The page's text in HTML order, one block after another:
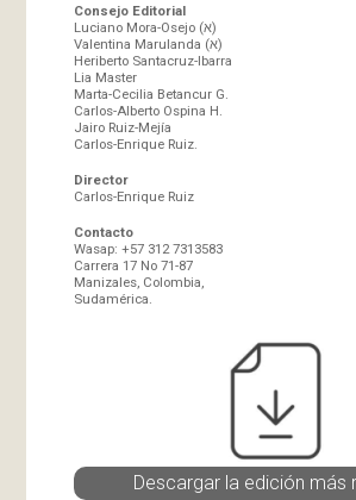
Consejo Editorial
Luciano Mora-Osejo (א)
Valentina Marulanda (א)
Heriberto Santacruz-Ibarra
Lia Master
Marta-Cecilia Betancur G.
Carlos-Alberto Ospina H.
Jairo Ruiz-Mejía
Carlos-Enrique Ruiz.
Director
Carlos-Enrique Ruiz
Contacto
Wasap: +57 312 7313583
Carrera 17 No 71-87
Manizales, Colombia,
Sudamérica.
Descargar la edición más